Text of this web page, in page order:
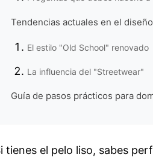
Tendencias actuales en el
El estilo "Old School" renovado
La influencia del "Streetwear"
Guía de pasos prácticos para
tienes el pelo liso, sabes